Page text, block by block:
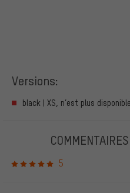
Versions:
black | XS, n’est plus disponible
5